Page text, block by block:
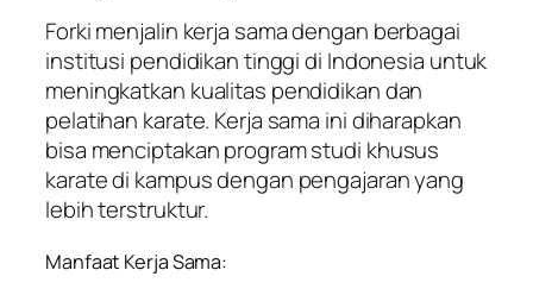
Forki menjalin kerja sama dengan berbagai
institusi pendidikan tinggi di Indonesia untuk
meningkatkan kualitas pendidikan dan
pelatihan karate. Kerja sama ini diharapkan
bisa menciptakan program studi khusus
karate di kampus dengan pengajaran yang
lebih terstruktur.
Manfaat Kerja Sama: